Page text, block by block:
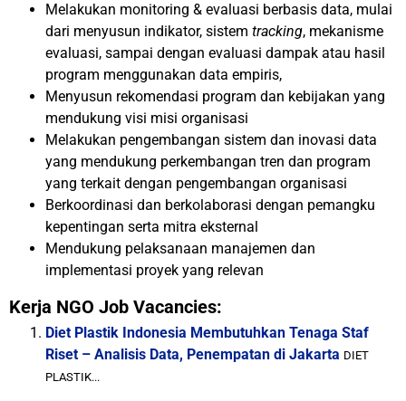
Melakukan monitoring & evaluasi berbasis data, mulai
dari menyusun indikator, sistem tracking, mekanisme
evaluasi, sampai dengan evaluasi dampak atau hasil
program menggunakan data empiris,
Menyusun rekomendasi program dan kebijakan yang
mendukung visi misi organisasi
Melakukan pengembangan sistem dan inovasi data
yang mendukung perkembangan tren dan program
yang terkait dengan pengembangan organisasi
Berkoordinasi dan berkolaborasi dengan pemangku
kepentingan serta mitra eksternal
Mendukung pelaksanaan manajemen dan
implementasi proyek yang relevan
Kerja NGO Job Vacancies:
Diet Plastik Indonesia Membutuhkan Tenaga Staf
Riset – Analisis Data, Penempatan di Jakarta DIET
PLASTIK...